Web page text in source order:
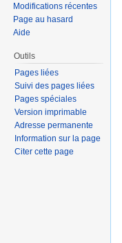
Modifications récentes
Page au hasard
Aide
Outils
Pages liées
Suivi des pages liées
Pages spéciales
Version imprimable
Adresse permanente
Information sur la page
Citer cette page